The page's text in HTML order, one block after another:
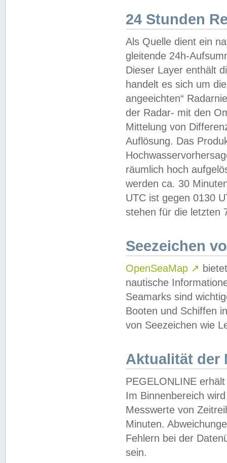
24 Stunden
Als Quelle dient ein
gleitende 24h-
Dieser Layer enthält
handelt es sich um
angeeichten“
der Radar- mit den
Mittelung von
Auflösung. Das
räumlich hoch
werden ca. 30
UTC ist gegen 0130
stehen für die letzten
Seezeichen
OpenSeaMap ↗
nautische
Seamarks sind
Booten und Schiffen
von Seezeichen wie
Aktualität der
PEGELONLINE
Im Binnenbereich
Messwerte von
Minuten.
Fehlern bei der
sein.